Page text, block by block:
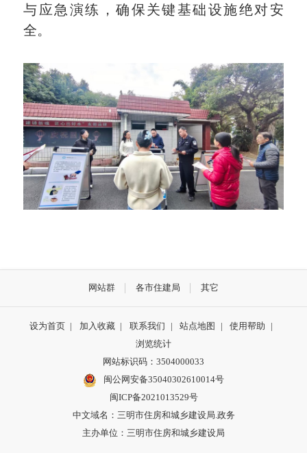
与应急演练，确保关键基础设施绝对安
全。
网站群 各市住建局 其它
设为首页 | 加入收藏 | 联系我们 | 站点地图 | 使用帮助
|
浏览统计
网站标识码：3504000033
闽公网安备35040302610014号
闽ICP备2021013529号
中文域名：三明市住房和城乡建设局.政务
主办单位：三明市住房和城乡建设局